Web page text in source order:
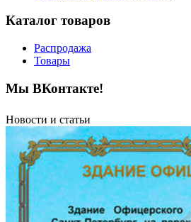
Каталог товаров
Распродажа
Товары
Мы ВКонтакте!
Новости и статьи